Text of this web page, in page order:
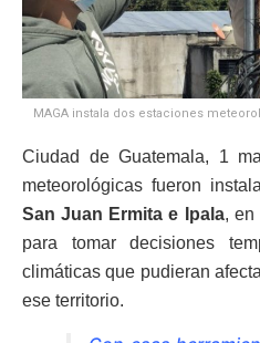
MAGA instala dos estaciones
Ciudad de Guatemala, 1
meteorológicas fueron
San Juan Ermita e Ipala, en
para tomar decisiones
climáticas que pudieran
ese territorio.